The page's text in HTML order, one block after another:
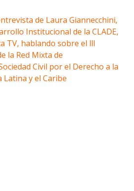
de Laura Giannecchini,
Institucional de la CLADE,
TV, hablando sobre el lll
la Red Mixta de
Civil por el Derecho a la
Latina y el Caribe